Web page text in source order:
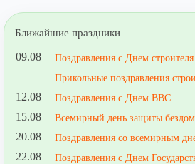
Ближайшие праздники
09.08
Поздравления с Днем строителя
Прикольные поздравления
12.08 Поздравления с Днем ВВС
15.08 Всемирный день защиты
20.08 Поздравления со всемирным
22.08 Поздравления с Днем